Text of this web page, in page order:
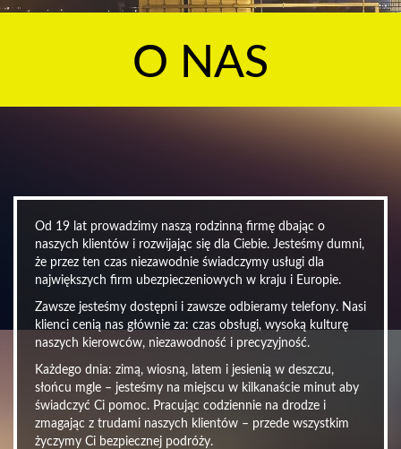
O NAS
Od 19 lat prowadzimy naszą rodzinną firmę dbając o
naszych klientów i rozwijając się dla Ciebie. Jesteśmy dumni,
że przez ten czas niezawodnie świadczymy usługi dla
największych firm ubezpieczeniowych w kraju i Europie.
Zawsze jesteśmy dostępni i zawsze odbieramy telefony. Nasi
klienci cenią nas głównie za: czas obsługi, wysoką kulturę
naszych kierowców, niezawodność i precyzyjność.
Każdego dnia: zimą, wiosną, latem i jesienią w deszczu,
słońcu mgle – jesteśmy na miejscu w kilkanaście minut aby
świadczyć Ci pomoc. Pracując codziennie na drodze i
zmagając z trudami naszych klientów – przede wszystkim
życzymy Ci bezpiecznej podróży.